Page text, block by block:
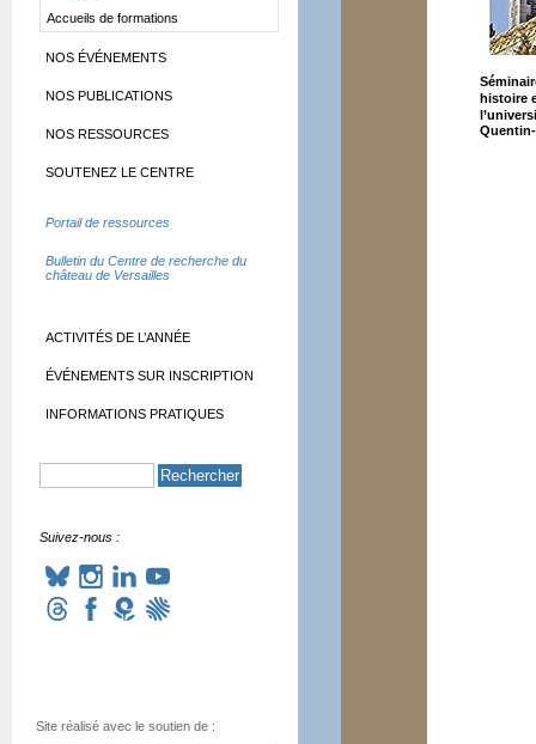
histoire
Accueils de formations
NOS ÉVÉNEMENTS
NOS PUBLICATIONS
NOS RESSOURCES
SOUTENEZ LE CENTRE
Portail de ressources
Bulletin du Centre de recherche du
château de Versailles
ACTIVITÉS DE L’ANNÉE
ÉVÉNEMENTS SUR INSCRIPTION
INFORMATIONS PRATIQUES
Suivez-nous :
Site réalisé avec le soutien de :